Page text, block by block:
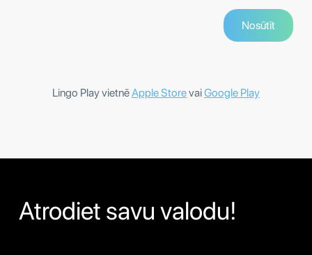
Lingo Play vietnēApple StorevaiGoogle Play
Atrodiet savu valodu!